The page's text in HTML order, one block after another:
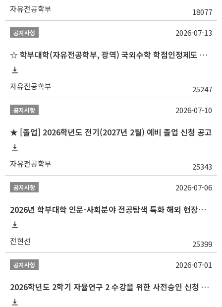
자유전공학부 18077
공지사항
☆ 학부대학(자유전공학부, 광역) 국외수학 학점인정제도 변경 안내(2027-1학기 파견학생부터)
자유전공학부 25247
2026-07-13
공지사항
★ [졸업] 2026학년도 전기(2027년 2월) 예비 졸업 신청 공고
자유전공학부 25343
2026-07-10
공지사항
2026년 학부대학 인문·사회분야 전공탐색 특화 해외 현장학습 프로그램(중국) 모집 안내
전현선 25399
2026-07-06
공지사항
2026학년도 2학기 자율연구 2 수강을 위한 사전승인 신청 안내
2026-07-01